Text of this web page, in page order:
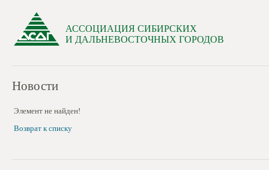
АССОЦИАЦИЯ СИБИРСКИХ
И ДАЛЬНЕВОСТОЧНЫХ ГОРОДОВ
Новости
Элемент не найден!
Возврат к списку